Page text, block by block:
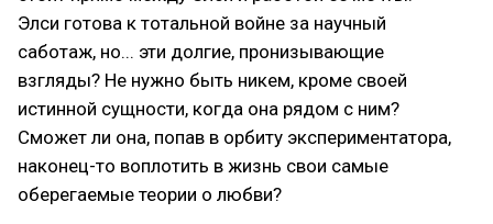
Элси готова к тотальной войне за научный
саботаж, но... эти долгие, пронизывающие
взгляды? Не нужно быть никем, кроме своей
истинной сущности, когда она рядом с ним?
Сможет ли она, попав в орбиту экспериментатора,
наконец-то воплотить в жизнь свои самые
оберегаемые теории о любви?